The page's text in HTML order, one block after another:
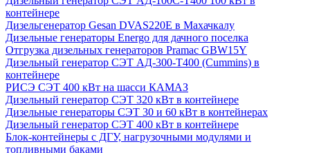
контейнере
Дизельгенератор Gesan DVAS220E в Махачкалу
Дизельные генераторы Energo для дачного поселка
Отгрузка дизельных генераторов Pramac GВW15Y
Дизельный генератор СЭТ АД-300-Т400 (Cummins) в
контейнере
РИСЭ СЭТ 400 кВт на шасси КАМАЗ
Дизельный генератор СЭТ 320 кВт в контейнере
Дизельные генераторы СЭТ 30 и 60 кВт в контейнерах
Дизельный генератор СЭТ 400 кВт в контейнере
Блок-контейнеры с ДГУ, нагрузочными модулями и
топливными баками